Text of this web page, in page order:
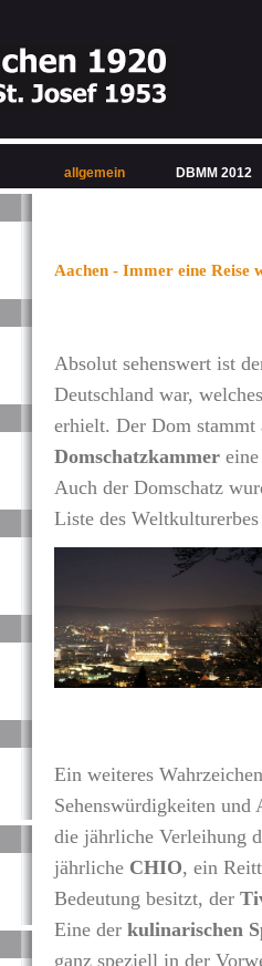
Aachen - Immer eine Reise
Absolut sehenswert ist
Deutschland war,
erhielt. Der Dom stammt
Domschatzkammer
Auch der Domschatz
Liste des
Ein weiteres
Sehenswürdigkeiten und
die jährliche Verleihung
jährliche CHIO, ein
Bedeutung besitzt, der
Eine der kulinarischen
ganz speziell in der
allgemein DBMM 2012